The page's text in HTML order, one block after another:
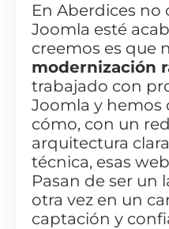
En Aberdices no
Joomla esté
creemos es que
modernización
trabajado con
Joomla y
cómo, con un
arquitectura
técnica, esas
Pasan de ser un
otra vez en un
captación y